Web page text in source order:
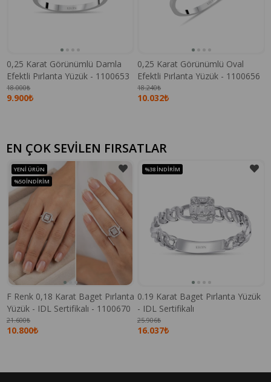
0,25 Karat Görünümlü Damla
Efektli Pırlanta Yüzük - 1100653
9.900₺
18.000₺
0,25 Karat Görünümlü Oval
Efektli Pırlanta Yüzük - 1100656
10.032₺
18.240₺
EN ÇOK SEVİLEN FIRSATLAR
F Renk 0,18 Karat Baget Pırlanta
Yüzük - IDL Sertifikalı - 1100670
10.800₺
21.600₺
YENI ÜRÜN
%50 İNDIRIM
0.19 Karat Baget Pırlanta Yüzük
- IDL Sertifikalı
16.037₺
25.906₺
%38 İNDIRIM